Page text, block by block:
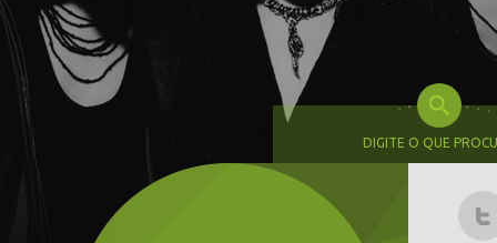
DIGITE O QUE